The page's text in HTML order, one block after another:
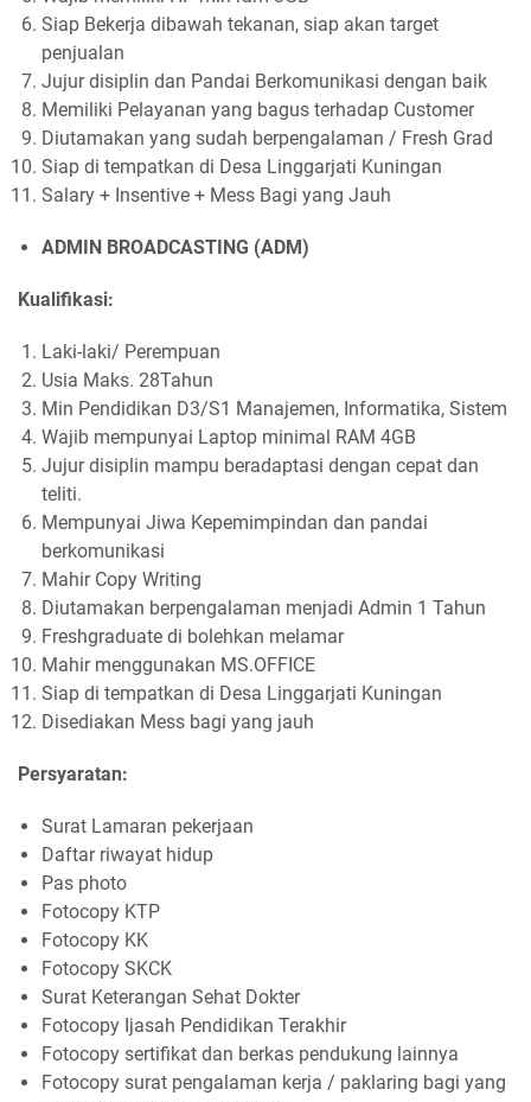
Siap Bekerja dibawah tekanan, siap akan target
penjualan
Jujur disiplin dan Pandai Berkomunikasi dengan baik
Memiliki Pelayanan yang bagus terhadap Customer
Diutamakan yang sudah berpengalaman / Fresh Grad
Siap di tempatkan di Desa Linggarjati Kuningan
Salary + Insentive + Mess Bagi yang Jauh
ADMIN BROADCASTING (ADM)
Kualifikasi:
Laki-laki/ Perempuan
Usia Maks. 28Tahun
Min Pendidikan D3/S1 Manajemen, Informatika, Sistem
Wajib mempunyai Laptop minimal RAM 4GB
Jujur disiplin mampu beradaptasi dengan cepat dan
teliti.
Mempunyai Jiwa Kepemimpindan dan pandai
berkomunikasi
Mahir Copy Writing
Diutamakan berpengalaman menjadi Admin 1 Tahun
Freshgraduate di bolehkan melamar
Mahir menggunakan MS.OFFICE
Siap di tempatkan di Desa Linggarjati Kuningan
Disediakan Mess bagi yang jauh
Persyaratan:
Surat Lamaran pekerjaan
Daftar riwayat hidup
Pas photo
Fotocopy KTP
Fotocopy KK
Fotocopy SKCK
Surat Keterangan Sehat Dokter
Fotocopy Ijasah Pendidikan Terakhir
Fotocopy sertifikat dan berkas pendukung lainnya
Fotocopy surat pengalaman kerja / paklaring bagi yang